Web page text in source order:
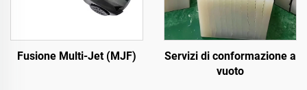
Fusione Multi-Jet (MJF)
Servizi di conformazione a
vuoto